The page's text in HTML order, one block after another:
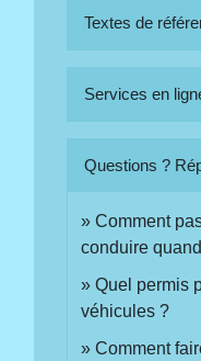
Textes de
Services en
Questions ?
Comment
conduire
Quel permis
véhicules ?
Comment